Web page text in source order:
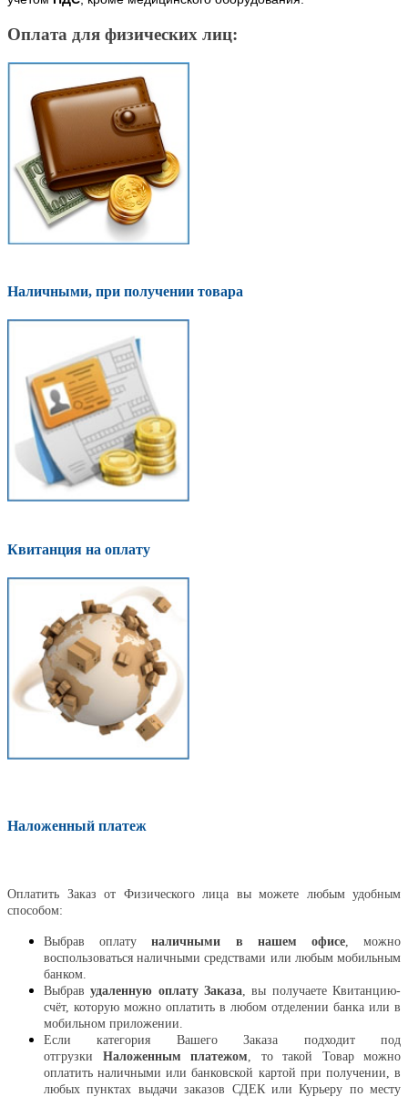
Оплата для физических лиц:
Наличными, при получении товара
Квитанция на оплату
Наложенный платеж
Оплатить Заказ от Физического лица вы можете любым удобным
способом:
Выбрав оплатуналичными в нашем офисе, можно
воспользоваться наличными средствами или любым мобильным
банком.
Выбравудаленную оплату Заказа , вы получаете Квитанцию-
счёт, которую можно оплатить в любом отделении банка или в
мобильном приложении.
Если категория Вашего Заказа подходит под
отгрузки Наложенным платежом , то такой Товар можно
оплатить наличными или банковской картой при получении, в
любых пунктах выдачи заказов СДЕК или Курьеру по месту